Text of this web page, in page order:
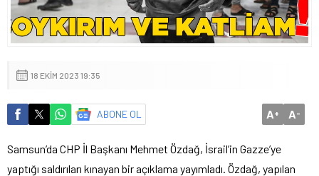
18 EKIM 2023 19:35
ABONE OL A+ A-
Samsun’da CHP İl Başkanı Mehmet Özdağ, İsrail’in Gazze’ye
yaptığı saldırıları kınayan bir açıklama yayımladı. Özdağ, yapılan